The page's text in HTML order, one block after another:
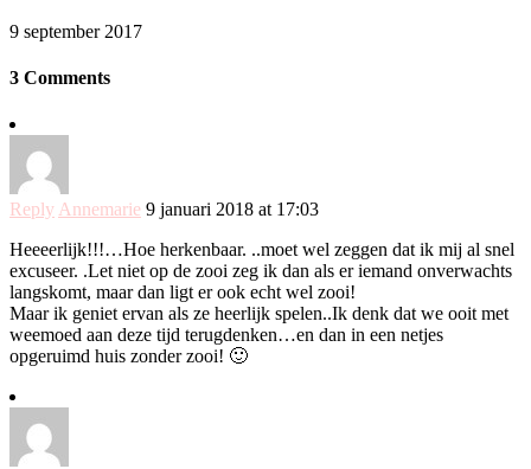
9 september 2017
3 Comments
Reply Annemarie 9 januari 2018 at 17:03
Heeeerlijk!!!…Hoe herkenbaar. ..moet wel zeggen dat ik mij al snel
excuseer. .Let niet op de zooi zeg ik dan als er iemand onverwachts
langskomt, maar dan ligt er ook echt wel zooi!
Maar ik geniet ervan als ze heerlijk spelen..Ik denk dat we ooit met
weemoed aan deze tijd terugdenken…en dan in een netjes
opgeruimd huis zonder zooi! 🙂